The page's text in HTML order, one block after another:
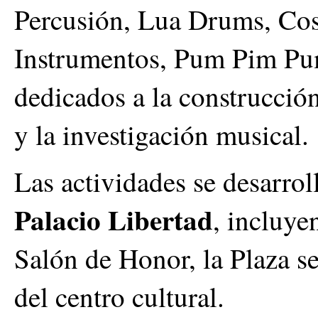
Percusión, Lua Drums,
Instrumentos, Pum Pim
dedicados a la
y la investigación musical.
Las actividades se
Palacio Libertad,
Salón de Honor, la Plaza
del centro cultural.